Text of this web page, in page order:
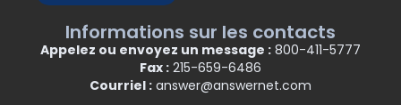
Informations sur les contacts
Appelez ou envoyez un message : 800-411-5777
Fax : 215-659-6486
Courriel : answer@answernet.com